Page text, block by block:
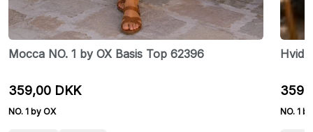
Mocca NO. 1 by OX Basis Top 62396
359,00 DKK
NO. 1 by OX
Hvid
NO. 1